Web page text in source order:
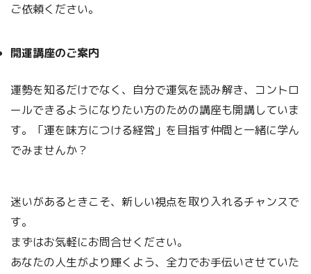
ご依頼ください。
開運講座のご案内
運勢を知るだけでなく、自分で運気を読み解き、コントロ
ールできるようになりたい方のための講座も開講していま
す。「運を味方につける経営」を目指す仲間と一緒に学ん
でみませんか？
迷いがあるときこそ、新しい視点を取り入れるチャンスで
す。
まずはお気軽にお問合せください。
あなたの人生がより輝くよう、全力でお手伝いさせていた